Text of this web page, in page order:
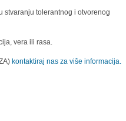
stvaranju tolerantnog i otvorenog
vera ili rasa.
kontaktiraj nas za više informacija.